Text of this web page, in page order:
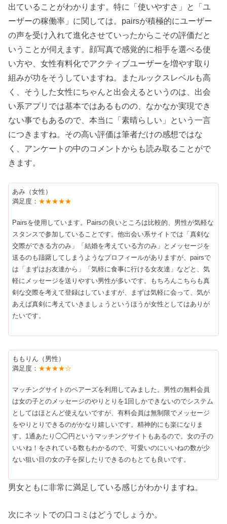
出ていることがわかります。特に「使いやすさ」と「ユ
ーザーの稼働率」に関しては。pairsが積極的にユーザー
の声を受け入れて進化させていったからこその評価だと
いうことが伺えます。顔写真で感覚的に相手を選べる使
い方や、女性有料化でアクティブユーザーを増やす取り
組みが功をそうしていますね。またルックスレベルも高
く、そうした女性にちゃんと出会えるというのは、出会
い系アプリでは基本ではあるものの、なかなか実現でき
ない事でもあるので、本当に「素晴らしい」という一言
につきますね。その高い評価は筆者だけの感想ではな
く、アンケートの中のコメントからも読み取ることがで
きます。
あみ（女性）
満足度： ★★★★★
Pairsを使用しています。Pairsの良いところは比較的、男性が気軽な
スタンスで参加していることです。他出会い系サイトでは「真剣な
交際ができる方のみ」「結婚を考えている方のみ」とメッセージを
送るのも躊躇してしまうようなプロフィールがありますが、pairsで
は「まずはお友達から」「気軽に食事に行ける女友達」などと、気
軽にメッセージを送りやすい男性が多いです。もちろんこちらも真
剣な交際を考えて登録はしていますが、まずは気軽に会って、気が
あえば真剣に考えていきましょうというほうが女性としてはありが
たいです。
ももりん（男性）
満足度： ★★★★☆
マッチングサイトのペアーズを利用してみました。男性の無料会員
は女の子とのメッセージのやりとりを1回しかできないのでシステム
としてはほとんど使えないですが、有料会員は無制限でメッセージ
をやりとりできるのがかなり嬉しいです。精神的にも楽になりま
す。1通あたり◯◯円というマッチングサイトもあるので。女の子の
いいね！をされている数もわかるので、可愛いのにいいねの数が少
ない狙い目の女の子を探したりできるのもとても良いです。
男女ともに非常に満足している感じがわかりますね。
次にネットでの口コミはどうでしょうか。